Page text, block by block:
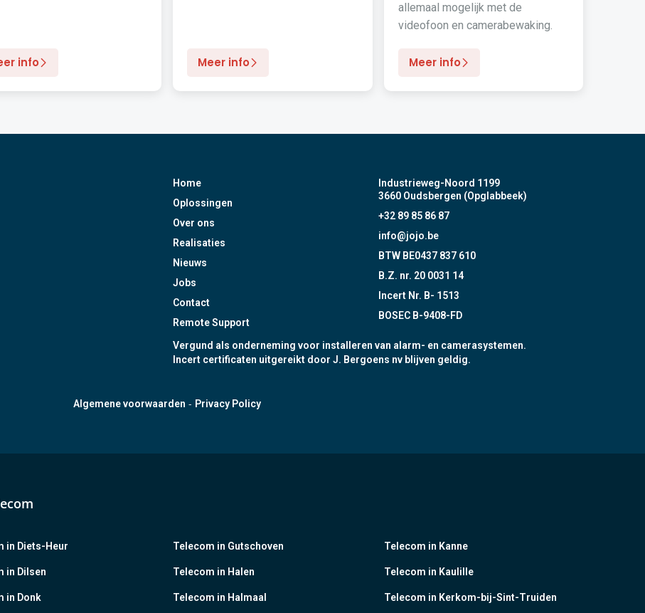
info Meer info
allemaal mogelijk met de
videofoon en camerabewaking.
Meer info
Home
Oplossingen
Over ons
Realisaties
Nieuws
Jobs
Contact
Remote Support
Industrieweg-Noord 1199
3660 Oudsbergen (Opglabbeek)
+32 89 85 86 87
info@jojo.be
BTW BE0437 837 610
B.Z. nr. 20 0031 14
Incert Nr. B- 1513
BOSEC B-9408-FD
Vergund als onderneming voor installeren van alarm- en camerasystemen.
Incert certificaten uitgereikt door J. Bergoens nv blijven geldig.
Algemene voorwaarden - Privacy Policy
in Diets-Heur
in Dilsen
in Donk
Telecom in Gutschoven
Telecom in Halen
Telecom in Halmaal
Telecom in Kanne
Telecom in Kaulille
Telecom in Kerkom-bij-Sint-Truiden